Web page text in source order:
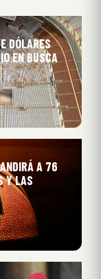
DÓLARES
EN BUSCA
A 76
Y LAS